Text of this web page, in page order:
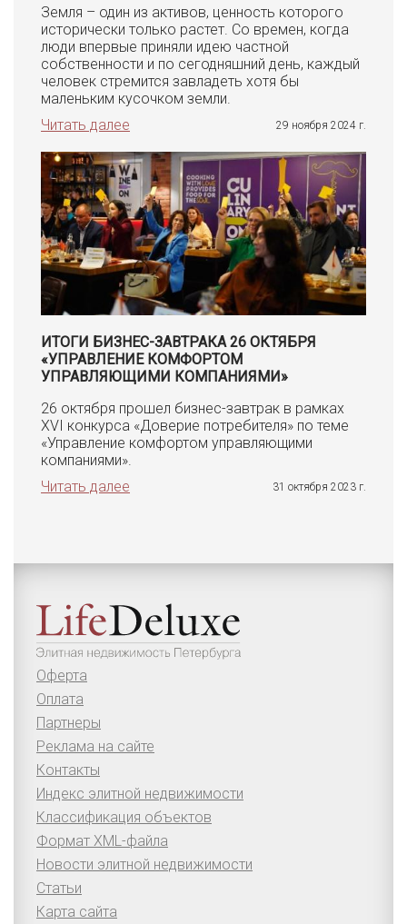
Земля – один из активов, ценность которого
исторически только растет. Со времен, когда
люди впервые приняли идею частной
собственности и по сегодняшний день, каждый
человек стремится завладеть хотя бы
маленьким кусочком земли.
Читать далее
29 ноября 2024 г.
ИТОГИ БИЗНЕС-ЗАВТРАКА 26 ОКТЯБРЯ
«УПРАВЛЕНИЕ КОМФОРТОМ
УПРАВЛЯЮЩИМИ КОМПАНИЯМИ»
26 октября прошел бизнес-завтрак в рамках
XVI конкурса «Доверие потребителя» по теме
«Управление комфортом управляющими
компаниями».
Читать далее
31 октября 2023 г.
Оферта
Оплата
Партнеры
Реклама на сайте
Контакты
Индекс элитной недвижимости
Классификация объектов
Формат XML-файла
Новости элитной недвижимости
Статьи
Карта сайта